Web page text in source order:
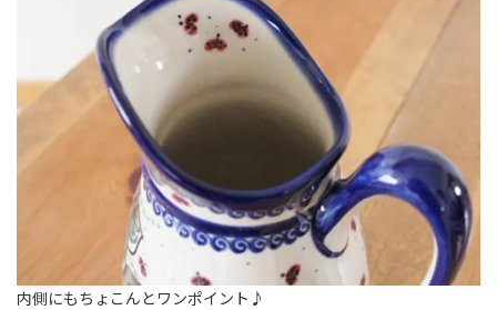
内側にもちょこんとワンポイント♪